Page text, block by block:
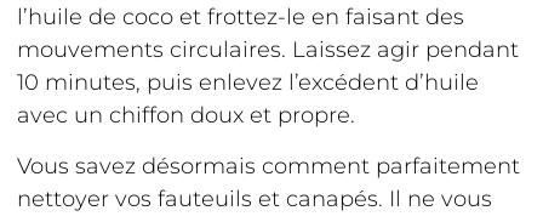
l’huile de coco et frottez-le en faisant des
mouvements circulaires. Laissez agir pendant
10 minutes, puis enlevez l’excédent d’huile
avec un chiffon doux et propre.
Vous savez désormais comment parfaitement
nettoyer vos fauteuils et canapés. Il ne vous